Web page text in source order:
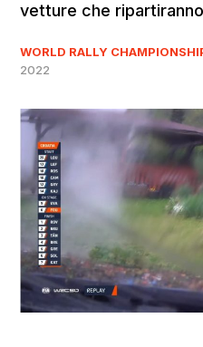
vetture che
WORLD RALLY
2022